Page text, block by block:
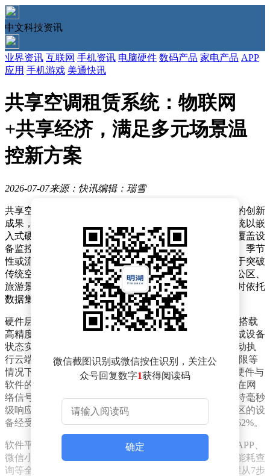
中文科技资讯
业界资讯 互联网 手机资讯 电脑硬件 数码产品 家电产品 APP
应用 手机游戏 美通快讯
共享空调租赁系统：物联网
+共享经济，满足多元场景温
控新方案
2026-07-07来源：快讯编辑：瑞雪
共享空调租赁系统作为物联网技术与共享经济深度融合的创新
成果，正通过智能化手段重塑传统空调使用模式。该系统以嵌
入式硬件、移动端应用与云端管理平台为支撑，构建起覆盖设
备监控、用户操作与数据管理的完整生态链，为临时性、季节
性或流动性场景提供高效温控解决方案。其核心优势在于突破
传统空调购置门槛，通过按需租赁模式满足工地临时办公区、
旅游景区候车亭、展会活动场馆等场景的灵活需求，同时依托
数据集成实现设备运维的智能化升级。
硬件层面，系统采用PCB电路板集成ARM单片机架构，搭载
高精度温湿度传感器、低功耗通信模块及智能电表，形成设备
状态实时感知网络。以STM32嵌入式系统为例，其可自动执
行云端指令切换制冷/制热模式，并在电压异常、温度超限等
情况下触发三级报警机制。通过MQTT物联网协议实现硬件与
软件的双向通信，确保数据传输稳定性达99.97%，即使在网
络信号复杂的地下停车场或钢结构厂房环境中，仍能保持毫秒
级响应速度。某共享空调运营商透露，其部署在沿海景区的设
备经受住了台风季的考验，硬件故障率较传统方案降低62%。
软件平台构建起多端协同的服务体系，用户可通过手机APP、
微信小程序或支付宝生活号完成扫码开机、时长购买、能耗查
询等全流程操作，支付环节采用Token化技术将操作步骤从7步
微信截图识别或微信按住识别，关注公
众号回复数字1获得阅读码
确定